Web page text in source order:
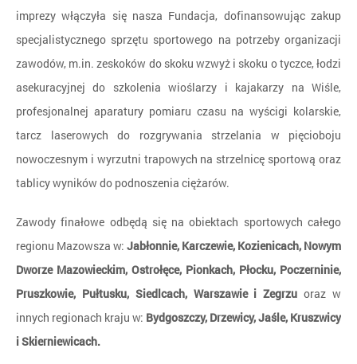
imprezy włączyła się nasza Fundacja, dofinansowując zakup
specjalistycznego sprzętu sportowego na potrzeby organizacji
zawodów, m.in. zeskoków do skoku wzwyż i skoku o tyczce, łodzi
asekuracyjnej do szkolenia wioślarzy i kajakarzy na Wiśle,
profesjonalnej aparatury pomiaru czasu na wyścigi kolarskie,
tarcz laserowych do rozgrywania strzelania w pięcioboju
nowoczesnym i wyrzutni trapowych na strzelnicę sportową oraz
tablicy wyników do podnoszenia ciężarów.
Zawody finałowe odbędą się na obiektach sportowych całego
regionu Mazowsza w: Jabłonnie, Karczewie, Kozienicach, Nowym
Dworze Mazowieckim, Ostrołęce, Pionkach, Płocku, Poczerninie,
Pruszkowie, Pułtusku, Siedlcach, Warszawie i Zegrzuoraz w
innych regionach kraju w: Bydgoszczy, Drzewicy, Jaśle, Kruszwicy
i Skierniewicach.